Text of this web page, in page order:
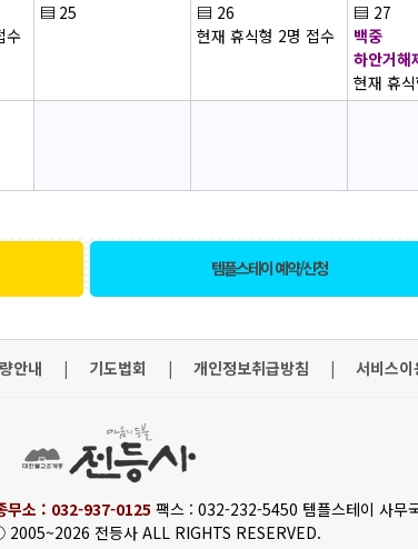
수
▤ 25 ▤ 26
현재 휴식형 2명 접수
▤ 27
백중
하안거해
현재 휴
템플스테이 예약/신청
안내 | 기도법회 | 개인정보취급방침 | 서비스이
무소 : 032-937-0125 팩스 : 032-232-5450 템플스테이 사무
전등사 ALL RIGHTS RESERVED.